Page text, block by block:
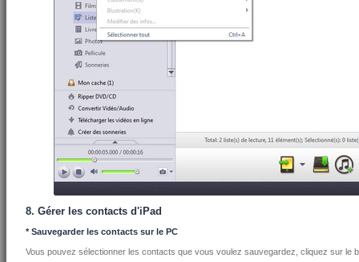
8. Gérer les contacts d'iPad
* Sauvegarder les contacts sur le PC
Vous pouvez sélectionner les contacts que vous voulez sauvegardez, cliquez sur le